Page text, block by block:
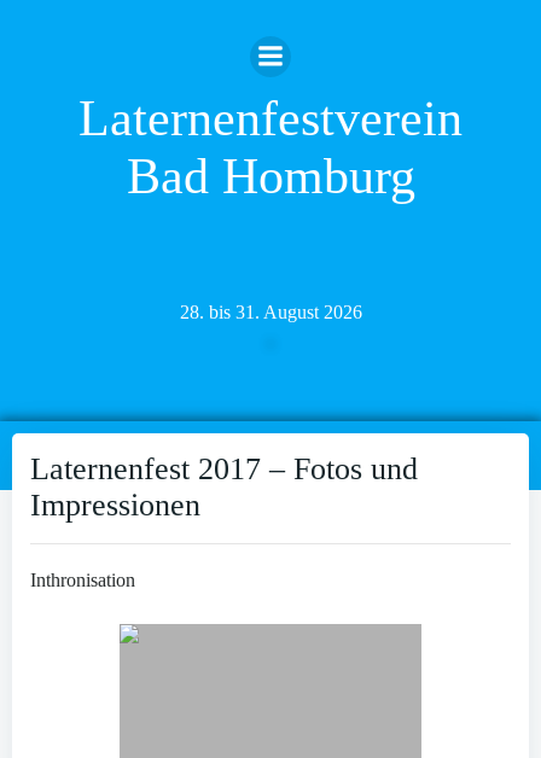
Inhalt
springen
Laternenfestverein
Bad Homburg
28. bis 31. August 2026
Laternenfest 2017 – Fotos und
Impressionen
Inthronisation